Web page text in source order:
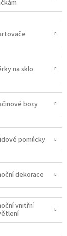
na sklo
boxy
pomůcky
dekorace
vnitřní